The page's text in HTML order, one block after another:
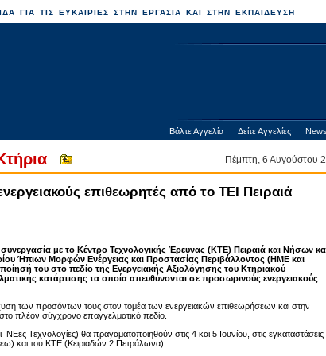
ΓΙΑ ΤΙΣ ΕΥΚΑΙΡΙΕΣ ΣΤΗΝ ΕΡΓΑΣΙΑ ΚΑΙ ΣΤΗΝ ΕΚΠΑΙΔΕΥΣΗ
Βάλτε Αγγελία Δείτε Αγγελίες
Πέμπτη, 6 Αυγούστου
επιθεωρητές από το ΤΕΙ Πειραιά
με το Κέντρο Τεχνολογικής Έρευνας (ΚΤΕ) Πειραιά και Νήσων
Ήπιων Μορφών Ενέργειας και Προστασίας Περιβάλλοντος (ΗΜΕ και
του στο πεδίο της Ενεργειακής Αξιολόγησης του Κτηριακού
κατάρτισης τα οποία απευθύνονται σε προσωρινούς ενεργειακούς
των προσόντων τους στον τομέα των ενεργειακών επιθεωρήσεων και στην
πλέον σύγχρονο επαγγελματικό πεδίο.
Τεχνολογίες) θα πραγαματοποιηθούν στις 4 και 5 Ιουνίου, στις εγκαταστάσεις
και του ΚΤΕ (Κειριαδών 2 Πετράλωνα).